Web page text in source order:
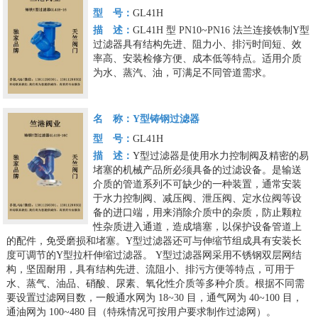
型 号：GL41H
描 述：GL41H 型 PN10~PN16 法兰连接铁制Y型
过滤器具有结构先进、阻力小、排污时间短、效
率高、安装检修方便、成本低等特点。适用介质
为水、蒸汽、油，可满足不同管道需求。
名 称：Y型铸钢过滤器
型 号：GL41H
描 述：Y型过滤器是使用水力控制阀及精密的易
堵塞的机械产品所必须具备的过滤设备。是输送
介质的管道系列不可缺少的一种装置，通常安装
于水力控制阀、减压阀、泄压阀、定水位阀等设
备的进口端，用来消除介质中的杂质，防止颗粒
性杂质进入通道，造成墙塞，以保护设备管道上
的配件，免受磨损和堵塞。Y型过滤器还可与伸缩节组成具有安装长
度可调节的Y型拉杆伸缩过滤器。Y型过滤器网采用不锈钢双层网结
构，坚固耐用，具有结构先进、流阻小、排污方便等特点，可用于
水、蒸气、油品、硝酸、尿素、氧化性介质等多种介质。根据不同需
要设置过滤网目数，一般通水网为 18~30 目，通气网为 40~100 目，
通油网为 100~480 目（特殊情况可按用户要求制作过滤网）。